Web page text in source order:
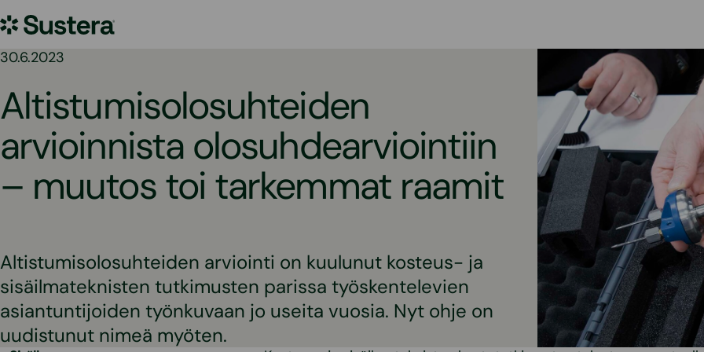
sisältöön
Sustera
30.6.2023
Altistumisolosuhteiden
arvioinnista olosuhdearviointiin
– muutos toi tarkemmat raamit
Altistumisolosuhteiden arviointi on kuulunut kosteus- ja
sisäilmateknisten tutkimusten parissa työskentelevien
asiantuntijoiden työnkuvaan jo useita vuosia. Nyt ohje on
uudistunut nimeä myöten.